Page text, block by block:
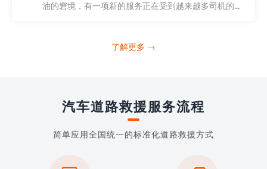
油的窘境，有一项新的服务正在受到越来越多司机的...
了解更多 →
汽车道路救援服务流程
简单应用全国统一的标准化道路救援方式